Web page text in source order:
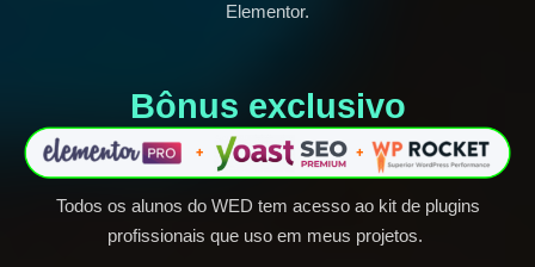
Elementor.
Bônus exclusivo​
Todos os alunos do WED tem acesso ao kit de plugins
profissionais que uso em meus projetos.